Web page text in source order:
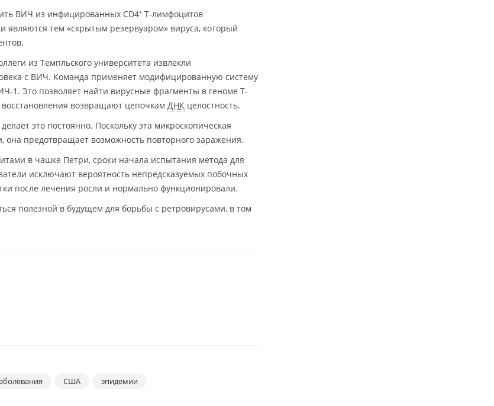
ВИЧ из инфицированных CD4+ Т-лимфоцитов
являются тем «скрытым резервуаром» вируса, который
из Темпльского университета извлекли
с ВИЧ. Команда применяет модифицированную систему
1. Это позволяет найти вирусные фрагменты в геноме Т-
возвращают цепочкам ДНК целостность.
это постоянно. Поскольку эта микроскопическая
она предотвращает возможность повторного заражения.
в чашке Петри, сроки начала испытания метода для
исключают вероятность непредсказуемых побочных
после лечения росли и нормально функционировали.
полезной в будущем для борьбы с ретровирусами, в том
США эпидемии